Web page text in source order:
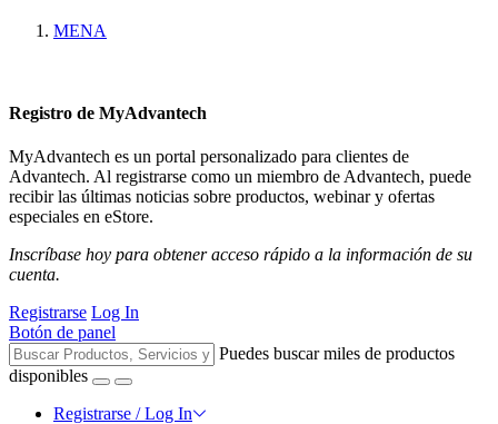
MENA
Registro de MyAdvantech
MyAdvantech es un portal personalizado para clientes de
Advantech. Al registrarse como un miembro de Advantech, puede
recibir las últimas noticias sobre productos, webinar y ofertas
especiales en eStore.
Inscríbase hoy para obtener acceso rápido a la información de su
cuenta.
Registrarse Log In
Botón de panel
Puedes buscar miles de productos
disponibles
Registrarse / Log In